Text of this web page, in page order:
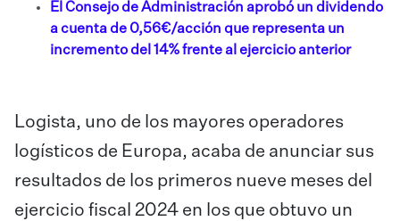
El Consejo de Administración aprobó un dividendo
a cuenta de 0,56€/acción que representa un
incremento del 14% frente al ejercicio anterior
Logista, uno de los mayores operadores
logísticos de Europa, acaba de anunciar sus
resultados de los primeros nueve meses del
ejercicio fiscal 2024 en los que obtuvo un